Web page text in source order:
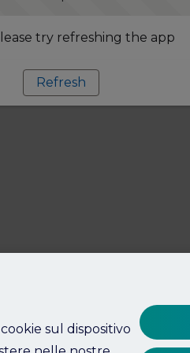
try refreshing the app
Refresh
sul dispositivo